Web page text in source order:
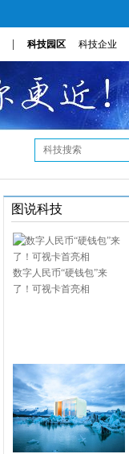
科技园区 科技企业
图说科技
数字人民币“硬钱包”来
了！可视卡首亮相